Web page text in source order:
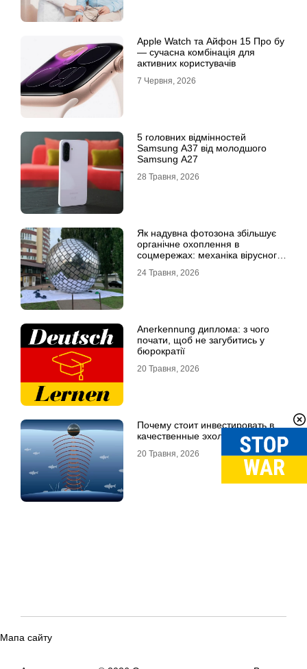
Apple Watch та Айфон 15 Про бу
— сучасна комбінація для
активних користувачів
7 Червня, 2026
5 головних відмінностей
Samsung A37 від молодшого
Samsung A27
28 Травня, 2026
Як надувна фотозона збільшує
органічне охоплення в
соцмережах: механіка вірусного
24 Травня, 2026
Anerkennung диплома: з чого
почати, щоб не загубитись у
бюрократії
20 Травня, 2026
Почему стоит инвестировать в
качественные эхолоты
20 Травня, 2026
Мапа сайту